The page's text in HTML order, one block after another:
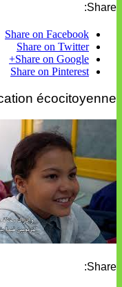
Share:
Share on Facebook
Share on Twitter
Share on Google+
Share on Pinterest
écocitoyenne
Share: